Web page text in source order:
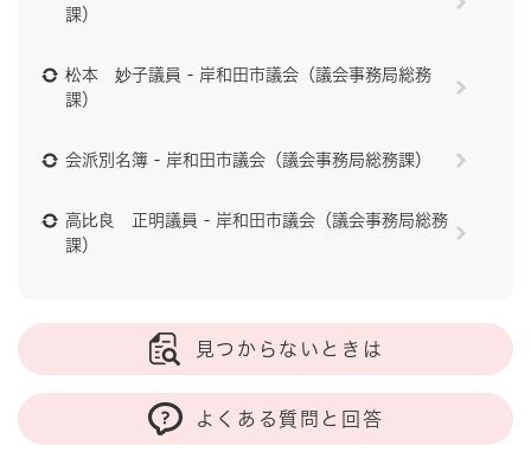
課）
松本 妙子議員 - 岸和田市議会（議会事務局総務
課）
会派別名簿 - 岸和田市議会（議会事務局総務課）
高比良 正明議員 - 岸和田市議会（議会事務局総務
課）
見つからないときは
よくある質問と回答